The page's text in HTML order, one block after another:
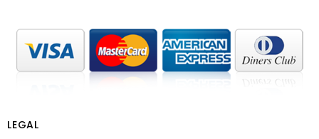
LEGAL